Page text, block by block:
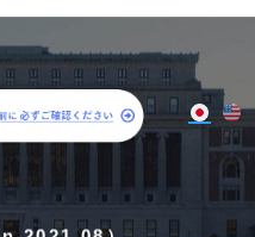
スピード)
2021.08）